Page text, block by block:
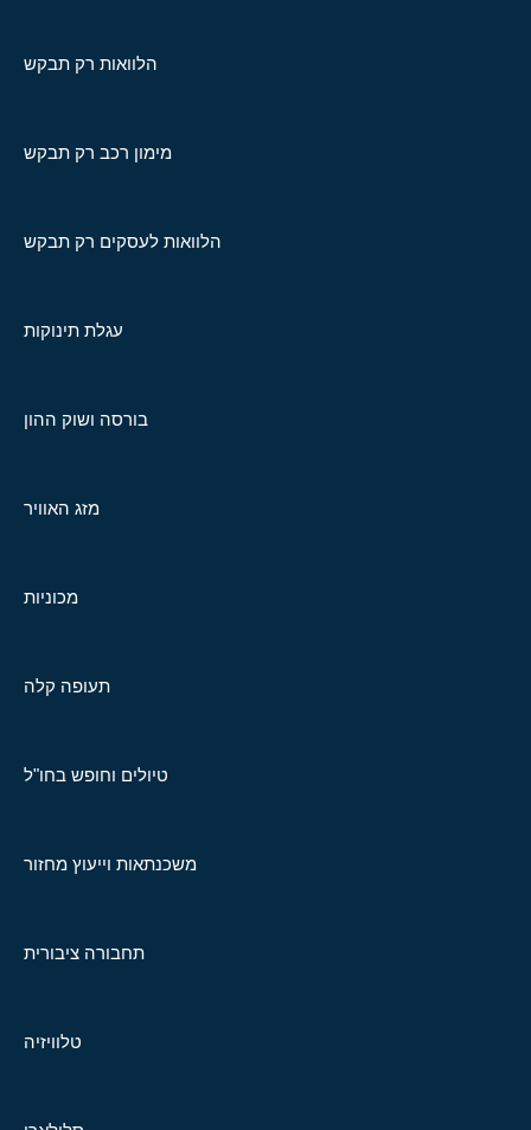
הלוואות רק תבקש
מימון רכב רק תבקש
הלוואות לעסקים רק תבקש
עגלת תינוקות
בורסה ושוק ההון
מזג האוויר
מכוניות
תעופה קלה
טיולים וחופש בחו"ל
משכנתאות וייעוץ מחזור
תחבורה ציבורית
טלוויזיה